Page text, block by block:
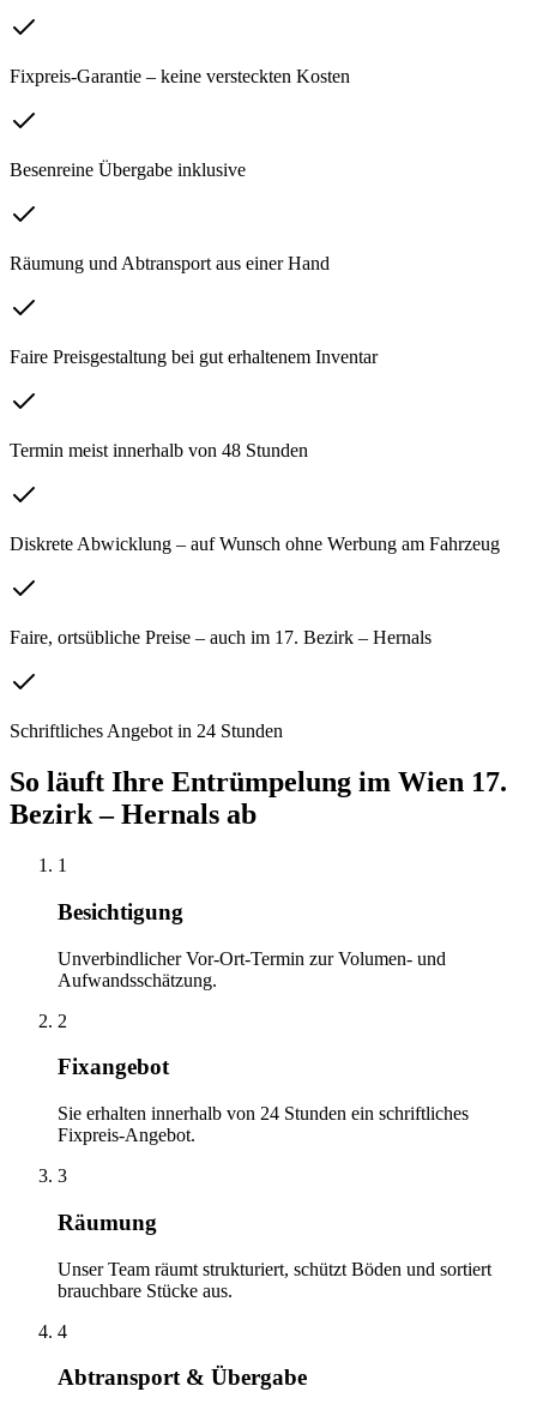
Fixpreis-Garantie – keine versteckten Kosten
Besenreine Übergabe inklusive
Räumung und Abtransport aus einer Hand
Faire Preisgestaltung bei gut erhaltenem Inventar
Termin meist innerhalb von 48 Stunden
Diskrete Abwicklung – auf Wunsch ohne Werbung am Fahrzeug
Faire, ortsübliche Preise – auch im 17. Bezirk – Hernals
Schriftliches Angebot in 24 Stunden
So läuft Ihre Entrümpelung im Wien 17.
Bezirk – Hernals ab
1
Besichtigung
Unverbindlicher Vor-Ort-Termin zur Volumen- und
Aufwandsschätzung.
2
Fixangebot
Sie erhalten innerhalb von 24 Stunden ein schriftliches
Fixpreis-Angebot.
3
Räumung
Unser Team räumt strukturiert, schützt Böden und sortiert
brauchbare Stücke aus.
4
Abtransport & Übergabe